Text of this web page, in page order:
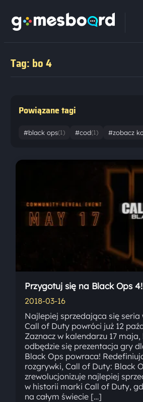
Tag: bo 4
Powiązane tagi
#black ops(1) #cod(1) #zobacz
Przygotuj się na Black Ops 4!
2018-03-16
Najlepiej sprzedająca się
Call of Duty powróci już 12
Zaznacz w kalendarzu 17
odbędzie się prezentacja gry
Black Ops powraca!
rozgrywki, Call of Duty: Black
zrewolucjonizuje najlepiej
w historii marki Call of Duty,
na całym świecie […]